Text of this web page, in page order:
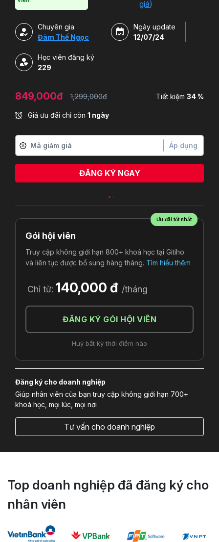
giá)
Chuyên gia
Đàm Thế Ngọc
Ngày update
12/07/24
Học viên đăng ký
229
849,000đ 1,299,000đ Tiết kiệm 34 %
Giá ưu đãi chỉ còn 1 ngày
Áp dụng
ĐĂNG KÝ NGAY
Ngô Cao Sơn
Ưu đãi tốt nhất
Gói hội viên
Truy cập không giới hạn 800+ khoá học tại Gitiho
và liên tục được bổ sung hàng tháng. Tìm hiểu thêm
Chỉ từ: 140,000 đ /tháng
ĐĂNG KÝ GÓI HỘI VIÊN
Huỷ bất kỳ thời điểm nào
Đăng ký cho doanh nghiệp
Giúp nhân viên của bạn truy cập không giới hạn 700+
khoá học, mọi lúc, mọi nơi
Tư vấn cho doanh nghiệp
Top doanh nghiệp đã đăng ký cho
nhân viên